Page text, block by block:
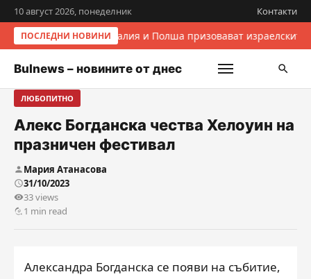
10 август 2026, понеделник Контакти
ПОСЛЕДНИ НОВИНИИталия и Полша призовават
Bulnews – новините от днес
ЛЮБОПИТНО
Алекс Богданска чества Хелоуин на
празничен фестивал
Мария Атанасова
31/10/2023
33 views
1 min read
Александра Богданска се появи на събитие,